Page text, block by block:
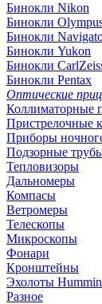
Бинокли Nikon
Бинокли
Бинокли
Бинокли Yukon
Бинокли
Бинокли Pentax
Оптические
Коллиматорные
Пристрелочные
Приборы
Подзорные
Тепловизоры
Дальномеры
Компасы
Ветромеры
Телескопы
Микроскопы
Фонари
Кронштейны
Эхолоты
Разное